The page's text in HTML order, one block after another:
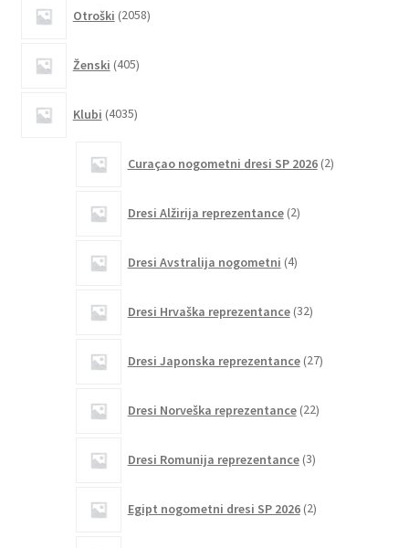
Otroški 2058izdelkov
Ženski 405izdelkov
Klubi 4035izdelkov
Curaçao nogometni dresi SP 2026 2izdelka
Dresi Alžirija reprezentance 2izdelka
Dresi Avstralija nogometni 4izdelki
Dresi Hrvaška reprezentance 32izdelkov
Dresi Japonska reprezentance 27izdelkov
Dresi Norveška reprezentance 22izdelkov
Dresi Romunija reprezentance 3izdelki
Egipt nogometni dresi SP 2026 2izdelka